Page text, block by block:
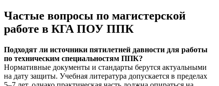
Частые вопросы по магистерской
работе в КГА ПОУ ППК
Подходят ли источники пятилетней давности для работы
по техническим специальностям ППК?
Нормативные документы и стандарты берутся актуальными
на дату защиты. Учебная литература допускается в пределах